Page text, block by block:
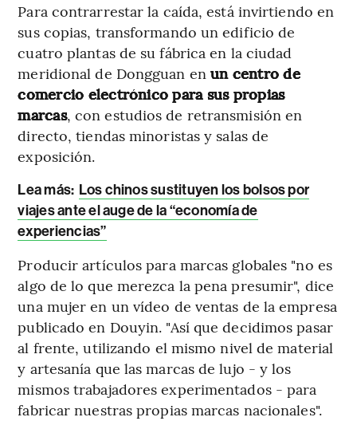
Para contrarrestar la caída, está invirtiendo en
sus copias, transformando un edificio de
cuatro plantas de su fábrica en la ciudad
meridional de Dongguan en un centro de
comercio electrónico para sus propias
marcas, con estudios de retransmisión en
directo, tiendas minoristas y salas de
exposición.
Lea más: Los chinos sustituyen los bolsos por
viajes ante el auge de la “economía de
experiencias”
Producir artículos para marcas globales "no es
algo de lo que merezca la pena presumir", dice
una mujer en un vídeo de ventas de la empresa
publicado en Douyin. "Así que decidimos pasar
al frente, utilizando el mismo nivel de material
y artesanía que las marcas de lujo - y los
mismos trabajadores experimentados - para
fabricar nuestras propias marcas nacionales".